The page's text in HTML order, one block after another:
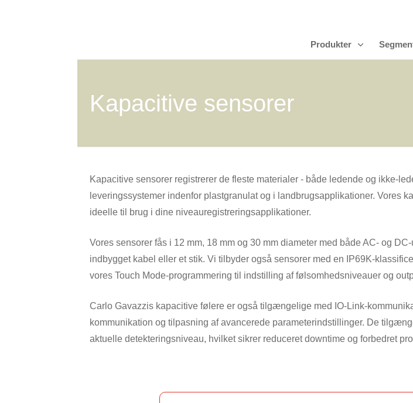
Produkter
Kapacitive sensorer
Kapacitive sensorer registrerer de fleste materialer - både ledende og ikke-
leveringssystemer indenfor plastgranulat og i landbrugsapplikationer. Vores
ideelle til brug i dine niveauregistreringsapplikationer.
Vores sensorer fås i 12 mm, 18 mm og 30 mm diameter med både AC- og
indbygget kabel eller et stik. Vi tilbyder også sensorer med en IP69K-
vores Touch Mode-programmering til indstilling af følsomhedsniveauer og
Carlo Gavazzis kapacitive følere er også tilgængelige med IO-Link-
kommunikation og tilpasning af avancerede parameterindstillinger. De
aktuelle detekteringsniveau, hvilket sikrer reduceret downtime og forbedret